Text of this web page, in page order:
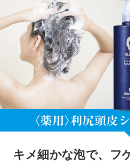
キメ細かな泡で、フ